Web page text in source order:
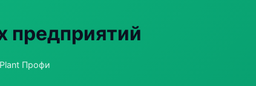
предприятий
Профи